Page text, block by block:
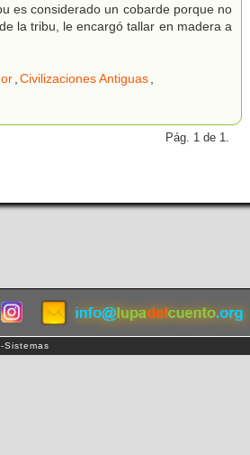
es considerado un cobarde porque no
la tribu, le encargó tallar en madera a
,Civilizaciones Antiguas,
Pág. 1 de 1.
Sistemas